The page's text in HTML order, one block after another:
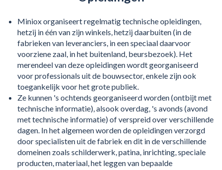
Miniox organiseert regelmatig technische opleidingen,
hetzij in één van zijn winkels, hetzij daarbuiten (in de
fabrieken van leveranciers, in een speciaal daarvoor
voorziene zaal, in het buitenland, beursbezoek). Het
merendeel van deze opleidingen wordt georganiseerd
voor professionals uit de bouwsector, enkele zijn ook
toegankelijk voor het grote publiek.
Ze kunnen 's ochtends georganiseerd worden (ontbijt met
technische informatie), alsook overdag, 's avonds (avond
met technische informatie) of verspreid over verschillende
dagen. In het algemeen worden de opleidingen verzorgd
door specialisten uit de fabriek en dit in de verschillende
domeinen zoals schilderwerk, patina, inrichting, speciale
producten, materiaal, het leggen van bepaalde